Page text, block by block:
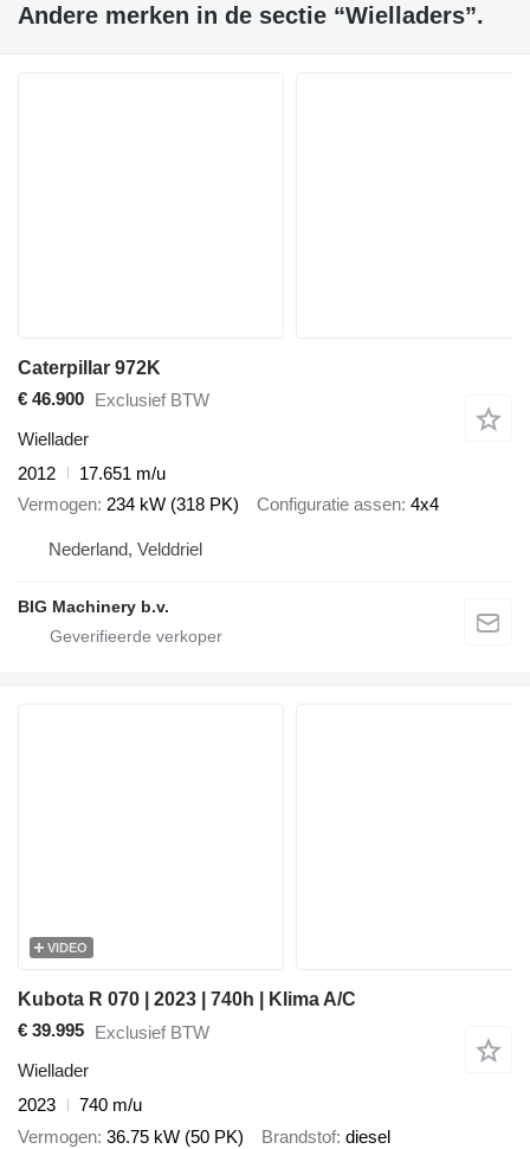
Andere merken in de sectie “Wielladers”.
Caterpillar 972K
€ 46.900
Exclusief BTW
Wiellader
2012
17.651 m/u
Vermogen 234 kW (318 PK) Configuratie assen 4x4
Nederland, Velddriel
BIG Machinery b.v.
VIDEO
Kubota R 070 | 2023 | 740h | Klima A/C
€ 39.995 Exclusief BTW
Wiellader
2023
740 m/u
Vermogen 36.75 kW (50 PK) Brandstof diesel